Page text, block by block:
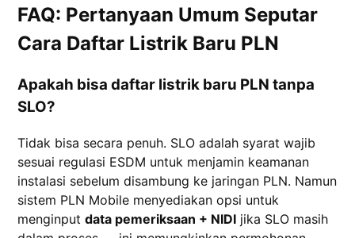
FAQ: Pertanyaan Umum Seputar
Cara Daftar Listrik Baru PLN
Apakah bisa daftar listrik baru PLN tanpa
SLO?
Tidak bisa secara penuh. SLO adalah syarat wajib
sesuai regulasi ESDM untuk menjamin keamanan
instalasi sebelum disambung ke jaringan PLN. Namun
sistem PLN Mobile menyediakan opsi untuk
menginput data pemeriksaan + NIDI jika SLO masih